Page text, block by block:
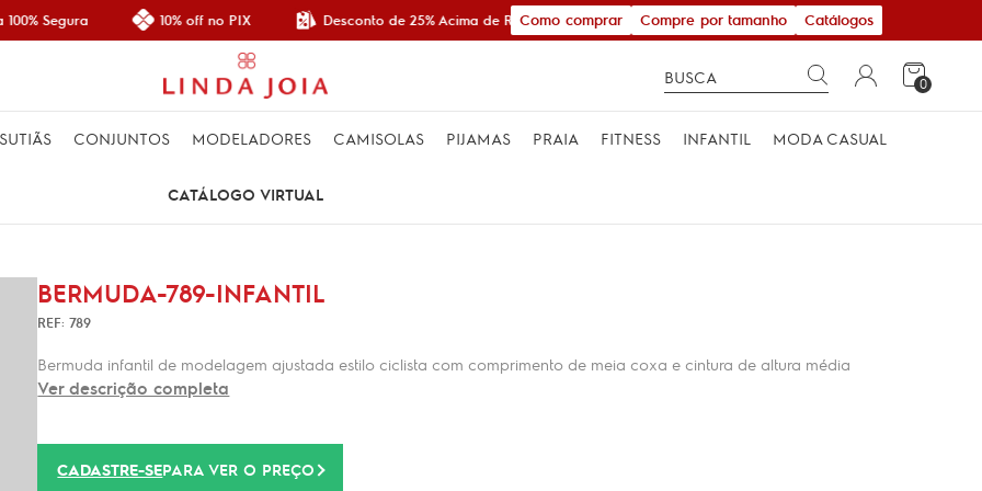
Segura 10% off no PIX Desconto de 25% Acima de R$ 600,00Como comprar Compre por tamanho Catálogos
0
SUTIÃS CONJUNTOS MODELADORES CAMISOLAS PIJAMAS PRAIA FITNESS INFANTIL MODA CASUAL
CATÁLOGO VIRTUAL
BERMUDA-789-INFANTIL
REF: 789
Bermuda infantil de modelagem ajustada estilo ciclista com comprimento de meia coxa e cintura de altura média
Ver descrição completa
CADASTRE-SEPARA VER O PREÇO